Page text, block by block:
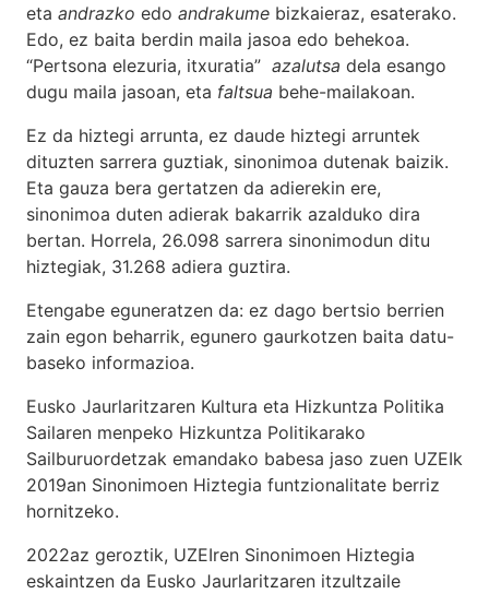
eta andrazko edo andrakume bizkaieraz, esaterako.
Edo, ez baita berdin maila jasoa edo behekoa.
“Pertsona elezuria, itxuratia” azalutsa dela esango
dugu maila jasoan, eta faltsua behe-mailakoan.
Ez da hiztegi arrunta, ez daude hiztegi arruntek
dituzten sarrera guztiak, sinonimoa dutenak baizik.
Eta gauza bera gertatzen da adierekin ere,
sinonimoa duten adierak bakarrik azalduko dira
bertan. Horrela, 26.098 sarrera sinonimodun ditu
hiztegiak, 31.268 adiera guztira.
Etengabe eguneratzen da: ez dago bertsio berrien
zain egon beharrik, egunero gaurkotzen baita datu-
baseko informazioa.
Eusko Jaurlaritzaren Kultura eta Hizkuntza Politika
Sailaren menpeko Hizkuntza Politikarako
Sailburuordetzak emandako babesa jaso zuen UZEIk
2019an Sinonimoen Hiztegia funtzionalitate berriz
hornitzeko.
2022az geroztik, UZEIren Sinonimoen Hiztegia
eskaintzen da Eusko Jaurlaritzaren itzultzaile